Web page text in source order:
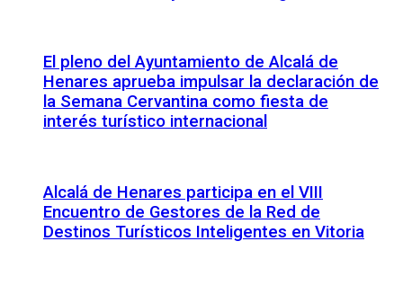
El pleno del Ayuntamiento de Alcalá de
Henares aprueba impulsar la declaración de
la Semana Cervantina como fiesta de
interés turístico internacional
Alcalá de Henares participa en el VIII
Encuentro de Gestores de la Red de
Destinos Turísticos Inteligentes en Vitoria